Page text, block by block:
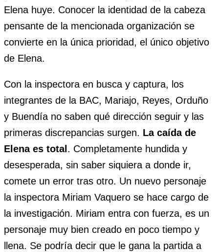
Elena huye. Conocer la identidad de la cabeza
pensante de la mencionada organización se
convierte en la única prioridad, el único objetivo
de Elena.
Con la inspectora en busca y captura, los
integrantes de la BAC, Mariajo, Reyes, Orduño
y Buendía no saben qué dirección seguir y las
primeras discrepancias surgen. La caída de
Elena es total . Completamente hundida y
desesperada, sin saber siquiera a donde ir,
comete un error tras otro. Un nuevo personaje
la inspectora Miriam Vaquero se hace cargo de
la investigación. Miriam entra con fuerza, es un
personaje muy bien creado en poco tiempo y
llena. Se podría decir que le gana la partida a